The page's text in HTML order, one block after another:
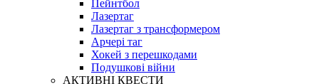
Пейнтбол
Лазертаг
Лазертаг з трансформером
Арчері таг
Хокей з перешкодами
Подушкові війни
АКТИВНІ КВЕСТИ